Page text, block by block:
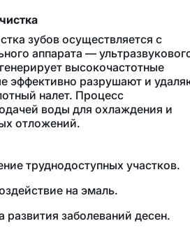
зубов осуществляется с
аппарата —
высокочастотные
эффективно разрушают и
налет. Процесс
воды для охлаждения и
отложений.
труднодоступных участков.
на эмаль.
заболеваний десен.